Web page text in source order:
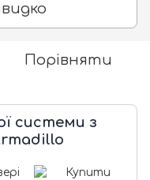
Порівняти
системи з